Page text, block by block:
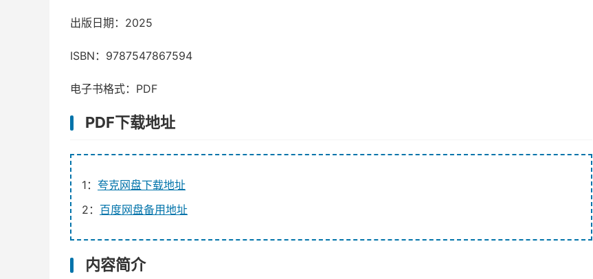
出版日期：2025
ISBN：9787547867594
电子书格式：PDF
PDF下载地址
1： 夸克网盘下载地址
2： 百度网盘备用地址
内容简介